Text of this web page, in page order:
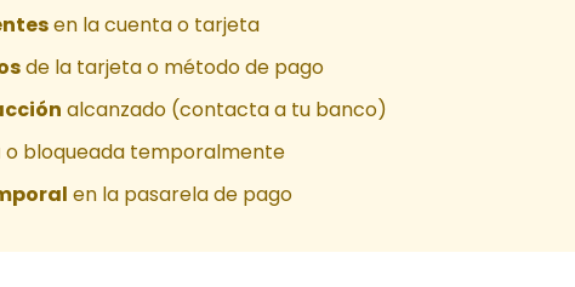
en la cuenta o tarjeta
de la tarjeta o método de pago
alcanzado (contacta a tu banco)
o bloqueada temporalmente
en la pasarela de pago